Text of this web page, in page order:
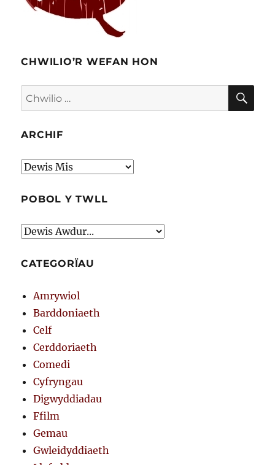
CHWILIO’R WEFAN HON
Chwilio
am:
ARCHIF
Archif
POBOL Y TWLL
CATEGORÏAU
Amrywiol
Barddoniaeth
Celf
Cerddoriaeth
Comedi
Cyfryngau
Digwyddiadau
Ffilm
Gemau
Gwleidyddiaeth